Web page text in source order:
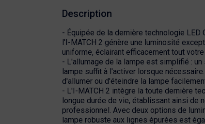
Description
- Équipée de la dernière technologie LED
l'I-MATCH 2 génère une luminosité
uniforme, éclairant efficacement tout
- L'allumage de la lampe est simplifié :
lampe suffit à l'activer lorsque
d'allumer ou d'éteindre la lampe
- L'I-MATCH 2 intègre la toute dernière
longue durée de vie, établissant ainsi de
professionnel. Avec deux options de
lampe robuste aux lignes épurées est